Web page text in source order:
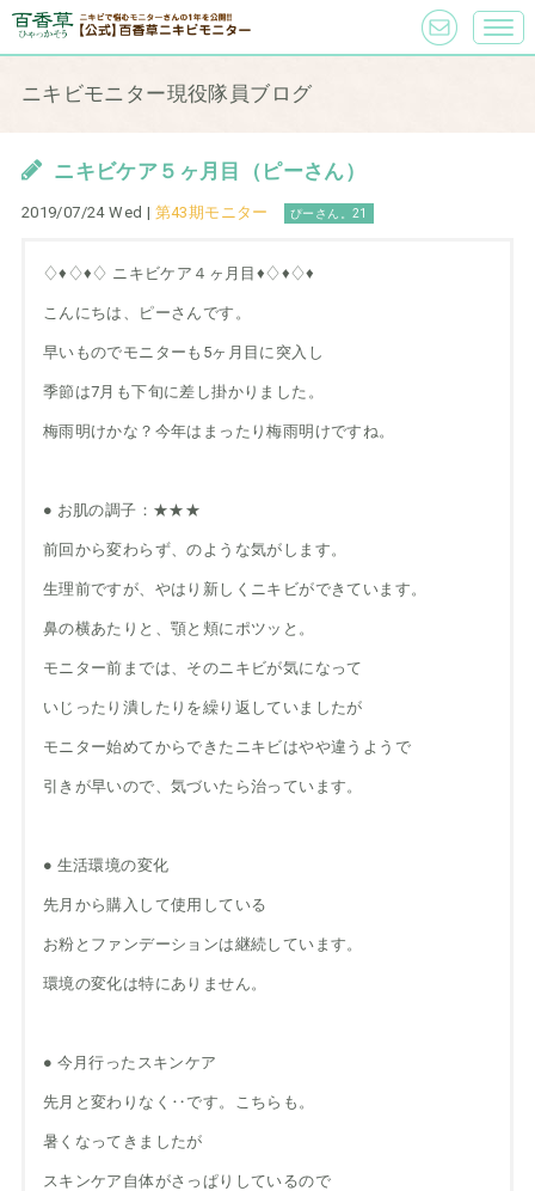
ニキビモニター現役隊員ブログ
ニキビケア５ヶ月目（ピーさん）
2019/07/24 Wed | 第43期モニター ぴーさん。21
♢♦︎♢♦︎♢ ニキビケア４ヶ月目♦︎♢♦︎♢♦︎
こんにちは、ピーさんです。
早いものでモニターも5ヶ月目に突入し
季節は7月も下旬に差し掛かりました。
梅雨明けかな？今年はまったり梅雨明けですね。
● お肌の調子：★★★
前回から変わらず、のような気がします。
生理前ですが、やはり新しくニキビができています。
鼻の横あたりと、顎と頬にポツッと。
モニター前までは、そのニキビが気になって
いじったり潰したりを繰り返していましたが
モニター始めてからできたニキビはやや違うようで
引きが早いので、気づいたら治っています。
● 生活環境の変化
先月から購入して使用している
お粉とファンデーションは継続しています。
環境の変化は特にありません。
● 今月行ったスキンケア
先月と変わりなく‥です。こちらも。
暑くなってきましたが
スキンケア自体がさっぱりしているので